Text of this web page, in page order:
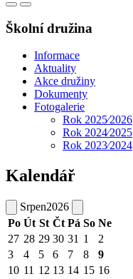
Školní družina
Informace
Aktuality
Akce družiny
Dokumenty
Fotogalerie
Rok 2025⁄2026
Rok 2024⁄2025
Rok 2023⁄2024
Kalendář
Srpen2026
Po Út St Čt Pá So Ne
27 28 29 30 31 1
2
3
4 5 6 7 8
9
10 11 12 13 14 15 16